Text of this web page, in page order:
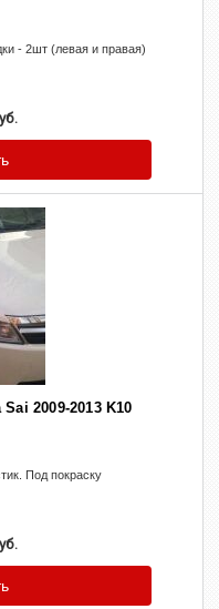
- 2шт (левая и правая)
2009-2013 K10
Под покраску